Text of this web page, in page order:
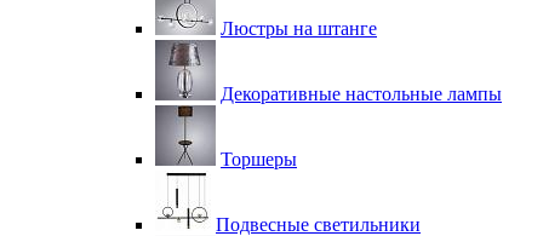
Люстры на штанге
Декоративные настольные лампы
Торшеры
Подвесные светильники